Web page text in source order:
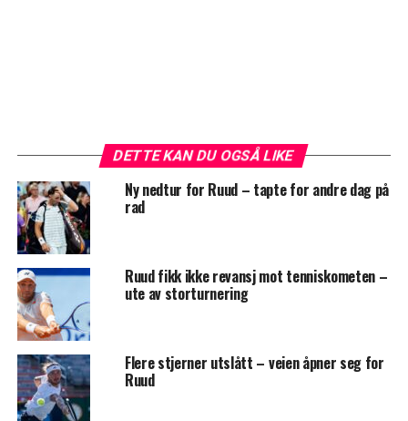
DETTE KAN DU OGSÅ LIKE
Ny nedtur for Ruud – tapte for andre dag på
rad
Ruud fikk ikke revansj mot tenniskometen –
ute av storturnering
Flere stjerner utslått – veien åpner seg for
Ruud